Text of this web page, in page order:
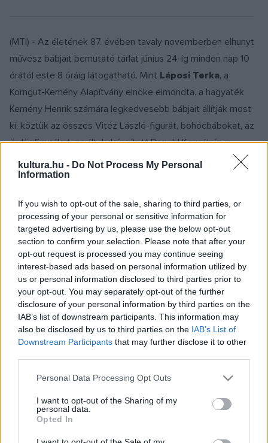
kultura.hu - Do Not Process My Personal
Information
If you wish to opt-out of the sale, sharing to third parties, or
processing of your personal or sensitive information for
targeted advertising by us, please use the below opt-out
section to confirm your selection. Please note that after your
opt-out request is processed you may continue seeing
interest-based ads based on personal information utilized by
us or personal information disclosed to third parties prior to
your opt-out. You may separately opt-out of the further
disclosure of your personal information by third parties on the
IAB’s list of downstream participants. This information may
also be disclosed by us to third parties on the IAB’s List of
Downstream Participants that may further disclose it to other
Please note that this website/app uses one or more Google
not limited to your visit or usage behaviour. You may click to
grant or deny consent to Google and its third-party tags to
use your data for below specified purposes in below Google
consent section.
Personal Data Processing Opt Outs
I want to opt-out of the Sharing of my
personal data.
Opted In
(MTI) - Az életének 87. évében tavaly novemberben elhunyt
művész bábjait bemutató tárlat június 24-ig minden nap 10
órától este 8 óráig látogatható. Mint Láposi Terka, a
Korngut-Kemény Alapítvány elnöke elmondta, a hagyaték
Kemény Henrik számára legkedvesebb bábjait állítják most
ki, köztük az összes Vitéz László-figurát, bohócbábokat, az
ördögfigurákat, az általa készített Donald Kacsát és a
Zsebtévé Hakapeszi Makiját. Ez a válogatás itt látható
először - tette hozzá.
Felhívta a figyelmet arra, hogy a péntek esti megnyitóhoz
időzítették a Kemény Henrik életútját bemutató, személyes
visszaemlékezéseit tartalmazó, Életem a bábjáték,
bölcsőtől a sírig című kötet bemutatóját is. Felidézte, hogy
még Kemény Henrik is látta a könyvet a nyomdába küldés
előtt, de a kiadás folyamata a bábjátékos halálával
megtorpant, ám a szövegen ezt követően sem változtattak.
A könyv hangja olyan személyes, mintha Kemény Henrik
még köztünk lenne és úgy mesélne - hangsúlyozta Láposi
Terka.
inkább állandó kiállításon szeretnék őket bemutatni, és még
nem mondtak le arról, hogy Debrecenben találjon otthonra a